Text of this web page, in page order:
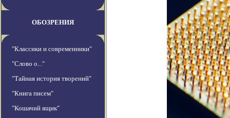
ОБОЗРЕНИЯ
"Классики и современники"
"Слово о..."
"Тайная история творений"
"Книга писем"
"Кошачий ящик"